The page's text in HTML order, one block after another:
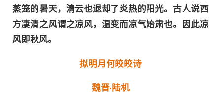
蒸笼的暑天，清云也退却了炎热的阳光。古人说西
方凄清之风谓之凉风，温变而凉气始肃也。因此凉
风即秋风。
拟明月何皎皎诗
魏晋·陆机